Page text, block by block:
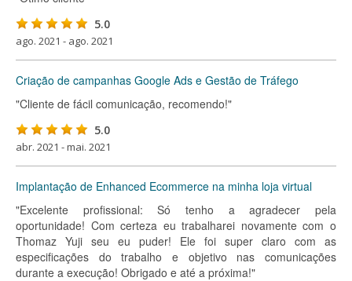
5.0
ago. 2021 - ago. 2021
Criação de campanhas Google Ads e Gestão de Tráfego
"Cliente de fácil comunicação, recomendo!"
5.0
abr. 2021 - mai. 2021
Implantação de Enhanced Ecommerce na minha loja virtual
"Excelente profissional: Só tenho a agradecer pela
oportunidade! Com certeza eu trabalharei novamente com o
Thomaz Yuji seu eu puder! Ele foi super claro com as
especificações do trabalho e objetivo nas comunicações
durante a execução! Obrigado e até a próxima!"